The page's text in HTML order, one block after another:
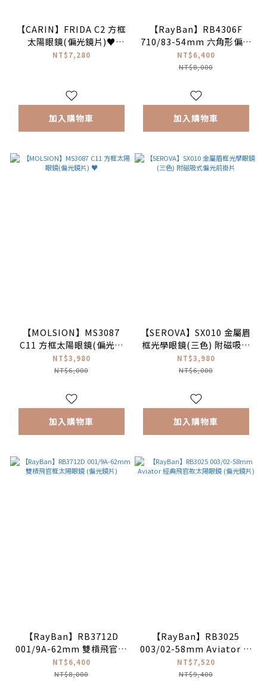
【CARIN】FRIDA C2 方框
太陽眼鏡(偏光鏡片)♥
#NewJeans配戴款
NT$7,280
加入購物車
【RayBan】RB4306F
710/83-54mm 六角形偏光
太陽眼鏡♥(淺琥珀色|棕色
偏光)#E.SO瘦子同款
NT$6,400
NT$8,000
加入購物車
【MOLSION】MS3087
C11 方框太陽眼鏡(偏光鏡
片) ♥
NT$3,980
NT$6,000
加入購物車
【SEROVA】SX010 金屬眉
框光學眼鏡(三色) 附磁吸式
偏光前掛片
NT$3,980
NT$6,000
加入購物車
【RayBan】RB3712D
001/9A-62mm 雙槓飛官框
太陽眼鏡 (偏光鏡片)
NT$6,400
NT$8,000
【RayBan】RB3025
003/02-58mm Aviator 經
典飛官款太陽眼鏡 (偏光鏡
片)
NT$7,520
NT$9,400